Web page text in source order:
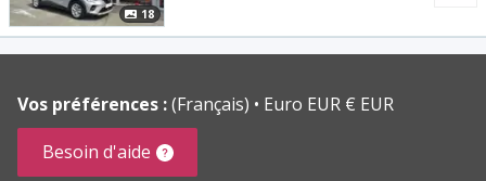
18
Vos préférences :(Français)
Euro EUR € EUR
Besoin d'aide